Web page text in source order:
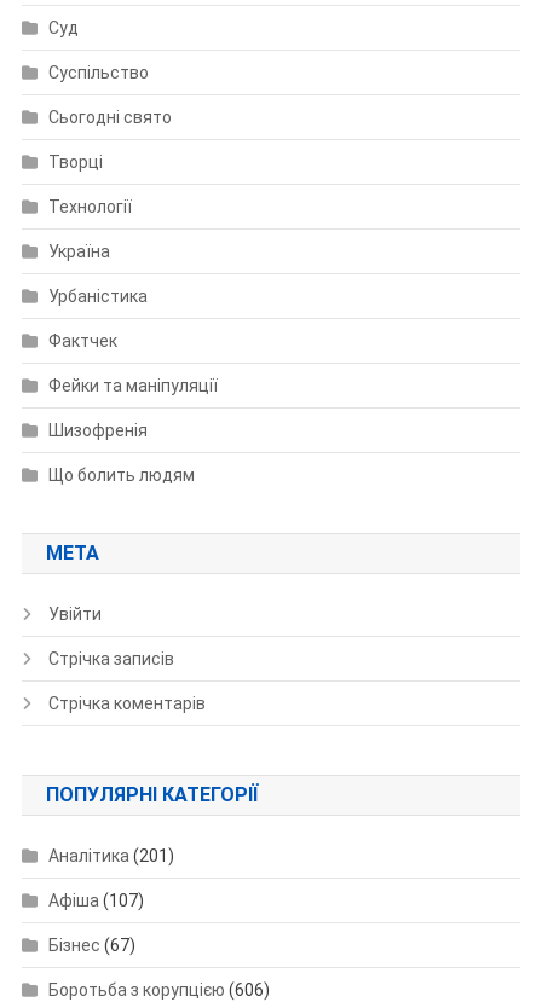
Суд
Суспільство
Сьогодні свято
Творці
Технології
Україна
Урбаністика
Фактчек
Фейки та маніпуляції
Шизофренія
Що болить людям
МЕТА
Увійти
Стрічка записів
Стрічка коментарів
ПОПУЛЯРНІ КАТЕГОРІЇ
Аналітика (201)
Афіша (107)
Бізнес (67)
Боротьба з корупцією (606)